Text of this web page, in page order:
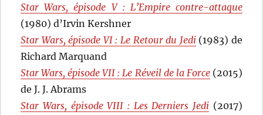
Star Wars, épisode V : L’Empire contre-attaque
(1980) d’Irvin Kershner
Star Wars, épisode VI : Le Retour du Jedi(1983) de
Richard Marquand
Star Wars, épisode VII : Le Réveil de la Force(2015)
de J. J. Abrams
Star Wars, épisode VIII : Les Derniers Jedi (2017)